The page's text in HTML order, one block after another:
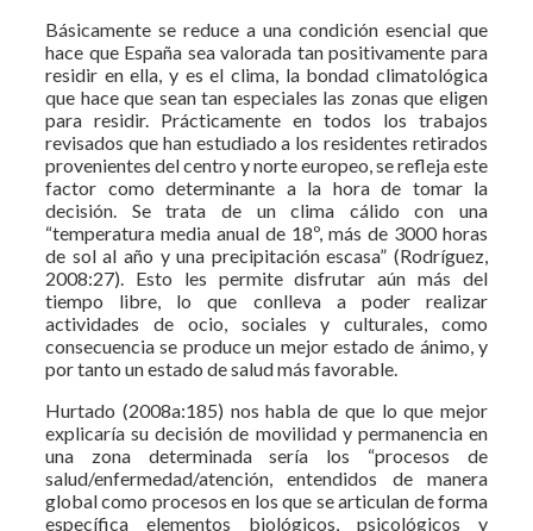
Básicamente se reduce a una condición esencial que
hace que España sea valorada tan positivamente para
residir en ella, y es el clima, la bondad climatológica
que hace que sean tan especiales las zonas que eligen
para residir. Prácticamente en todos los trabajos
revisados que han estudiado a los residentes retirados
provenientes del centro y norte europeo, se refleja este
factor como determinante a la hora de tomar la
decisión. Se trata de un clima cálido con una
“temperatura media anual de 18º, más de 3000 horas
de sol al año y una precipitación escasa” (Rodríguez,
2008:27). Esto les permite disfrutar aún más del
tiempo libre, lo que conlleva a poder realizar
actividades de ocio, sociales y culturales, como
consecuencia se produce un mejor estado de ánimo, y
por tanto un estado de salud más favorable.
Hurtado (2008a:185) nos habla de que lo que mejor
explicaría su decisión de movilidad y permanencia en
una zona determinada sería los “procesos de
salud/enfermedad/atención, entendidos de manera
global como procesos en los que se articulan de forma
específica elementos biológicos, psicológicos y